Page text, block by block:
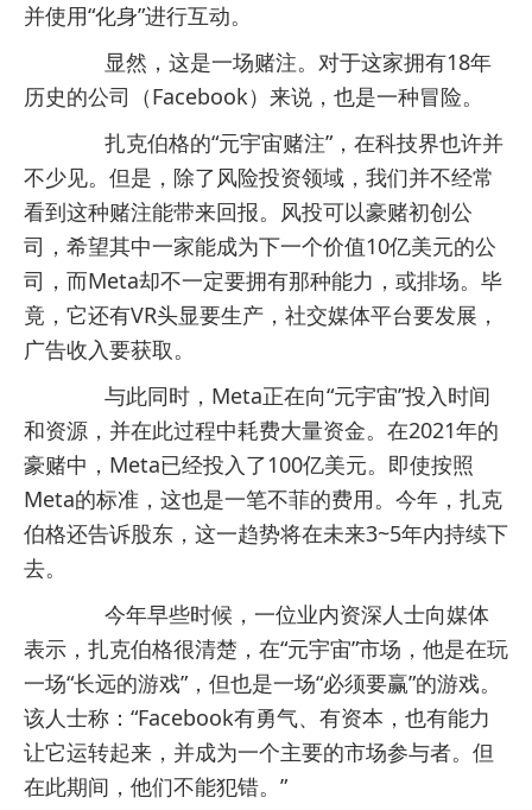
并使用“化身”进行互动。
显然，这是一场赌注。对于这家拥有18年
历史的公司（Facebook）来说，也是一种冒险。
扎克伯格的“元宇宙赌注”，在科技界也许并
不少见。但是，除了风险投资领域，我们并不经常
看到这种赌注能带来回报。风投可以豪赌初创公
司，希望其中一家能成为下一个价值10亿美元的公
司，而Meta却不一定要拥有那种能力，或排场。毕
竟，它还有VR头显要生产，社交媒体平台要发展，
广告收入要获取。
与此同时，Meta正在向“元宇宙”投入时间
和资源，并在此过程中耗费大量资金。在2021年的
豪赌中，Meta已经投入了100亿美元。即使按照
Meta的标准，这也是一笔不菲的费用。今年，扎克
伯格还告诉股东，这一趋势将在未来3~5年内持续下
去。
今年早些时候，一位业内资深人士向媒体
表示，扎克伯格很清楚，在“元宇宙”市场，他是在玩
一场“长远的游戏”，但也是一场“必须要赢”的游戏。
该人士称：“Facebook有勇气、有资本，也有能力
让它运转起来，并成为一个主要的市场参与者。但
在此期间，他们不能犯错。”